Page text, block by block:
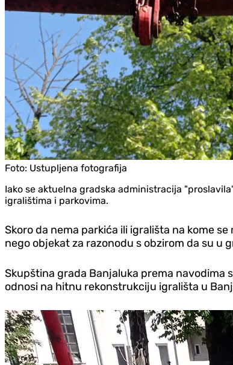
Foto: Ustupljena fotografija
Iako se aktuelna gradska administracija
igralištima i parkovima.
Skoro da nema parkića ili igrališta na kome
nego objekat za razonodu s obzirom da su u
Skupština grada Banjaluka prema navodima
odnosi na hitnu rekonstrukciju igrališta u